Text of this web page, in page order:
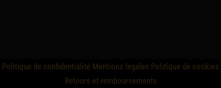
Politique de confidentialité Mentions legales Politique de cookies
Retours et remboursements